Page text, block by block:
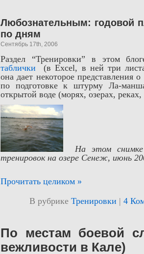
Любознательным: годовой
по дням
Сентябрь 17th, 2006
Раздел “Тренировки” в этом
таблички (в Excel, в ней три
она дает некоторое представления
по подготовке к штурму Ла-
открытой воде (морях, озерах,
На этом
тренировок на озере Сенеж, июнь
Прочитать целиком »
В рубрике Тренировки | 4
По местам боевой
вежливости в Кале)